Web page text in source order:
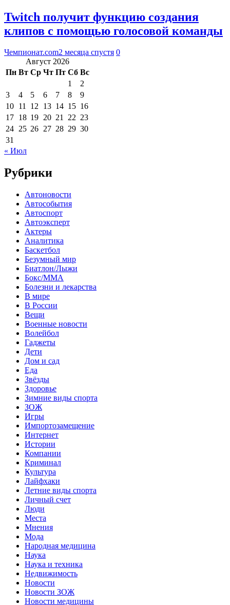
Twitch получит функцию создания
клипов с помощью голосовой команды
Чемпионат.com2 месяца спустя 0
Август 2026
Пн Вт Ср Чт Пт Сб Вс
1
2
3
4 5 6 7 8
9
10 11 12 13 14 15 16
17 18 19 20 21 22 23
24 25 26 27 28 29 30
31
« Июл
Рубрики
Автоновости
Автособытия
Автоспорт
Автоэксперт
Актеры
Аналитика
Баскетбол
Безумный мир
Биатлон/Лыжи
Бокс/MMA
Болезни и лекарства
В мире
В России
Вещи
Военные новости
Волейбол
Гаджеты
Дети
Дом и сад
Еда
Звёзды
Здоровье
Зимние виды спорта
ЗОЖ
Игры
Импортозамещение
Интернет
Истории
Компании
Криминал
Культура
Лайфхаки
Летние виды спорта
Личный счет
Люди
Места
Мнения
Мода
Народная медицина
Наука
Наука и техника
Недвижимость
Новости
Новости ЗОЖ
Новости медицины